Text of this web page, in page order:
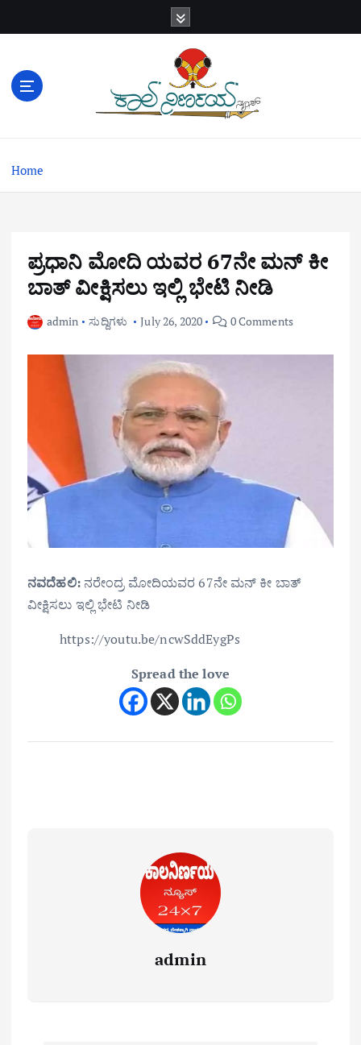
e
Home
ಪ್ರಧಾನಿ ಮೋದಿ ಯವರ 67ನೇ ಮನ್ ಕೀ
ಬಾತ್ ವೀಕ್ಷಿಸಲು ಇಲ್ಲಿ ಭೇಟಿ ನೀಡಿ
admin ಸುದ್ದಿಗಳು July 26, 2020 0 Comments
ನವದೆಹಲಿ: ನರೇಂದ್ರ ಮೋದಿಯವರ 67ನೇ ಮನ್ ಕೀ ಬಾತ್
ವೀಕ್ಷಿಸಲು ಇಲ್ಲಿ ಭೇಟಿ ನೀಡಿ
https://youtu.be/ncwSddEygPs
Spread the love
admin